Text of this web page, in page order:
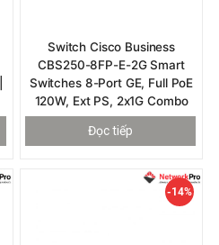
Switch Cisco Business
CBS250-8FP-E-2G Smart
Switches 8-Port GE, Full PoE
120W, Ext PS, 2x1G Combo
Đọc tiếp
-14%